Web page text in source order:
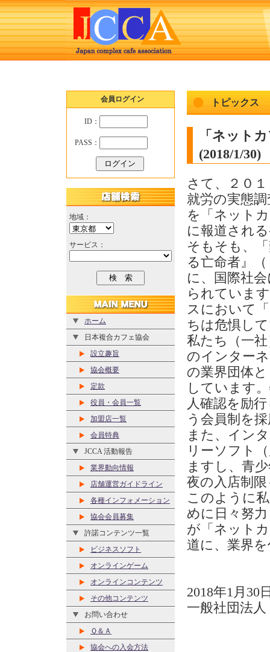
会員ログイン
ID：
PASS：
地域：
サービス：
ホーム
日本複合カフェ協会
設立趣旨
協会概要
定款
役員・会員一覧
加盟店一覧
会員特典
JCCA 活動報告
業界動向情報
店舗運営ガイドライン
各種インフォメーション
協会会員募集
許諾コンテンツ一覧
ビジネスソフト
オンラインゲーム
オンラインコンテンツ
その他コンテンツ
お問い合わせ
Ｑ＆Ａ
協会への入会方法
トピックス
「ネット
(2018/1/30)
さて、２０
就労の実態
を「ネット
に報道され
そもそも、
る亡命者』
に、国際社
られていま
スにおいて
ちは危惧し
私たち（一
のインター
の業界団体
しています
人確認を励
う会員制を
また、イン
リーソフト
ますし、青
夜の入店制
このように
めに日々努
が「ネット
道に、業界
2018年1月30
一般社団法